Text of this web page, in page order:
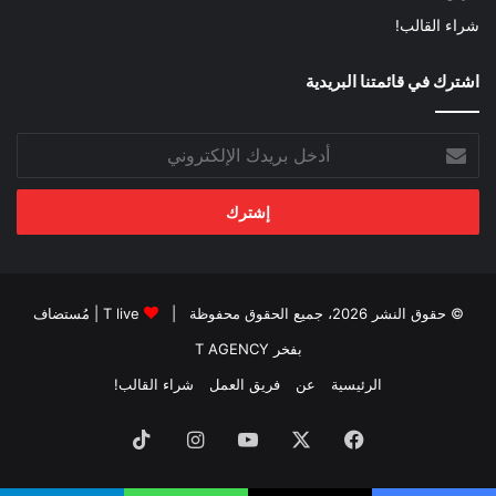
شراء القالب!
اشترك في قائمتنا البريدية
بريدك
الإلكتروني
© حقوق النشر 2026، جميع الحقوق محفوظة | T live | مُستضاف
بفخر T AGENCY
الرئيسية
عن فريق العمل شراء القالب!
فيسبوك ‫YouTubeانستقرام